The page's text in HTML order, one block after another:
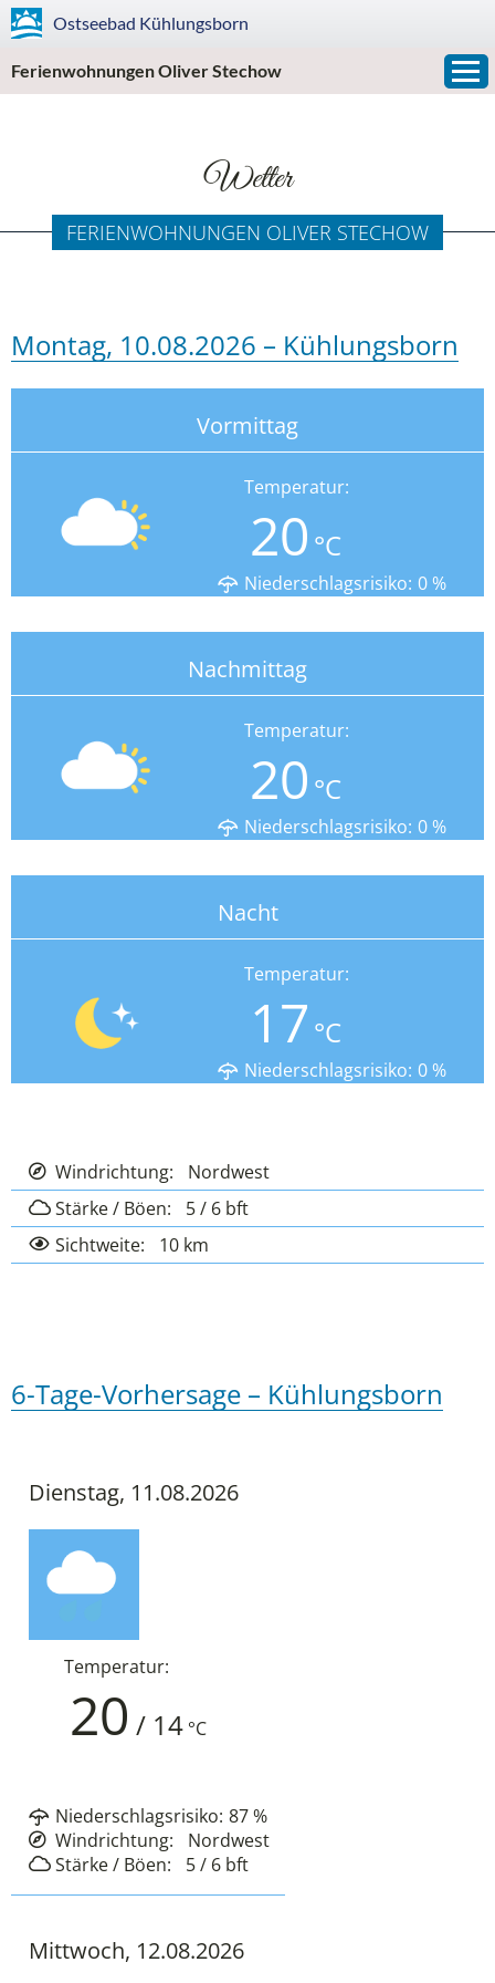
Ostseebad Kühlungsborn
Ferienwohnungen Oliver Stechow
Wetter
FERIENWOHNUNGEN OLIVER STECHOW
Montag, 10.08.2026 – Kühlungsborn
Windrichtung:
Nordwest
Stärke / Böen:
5 / 6 bft
Sichtweite:
10 km
Vormittag
Temperatur:
20 °C
Niederschlagsrisiko: 0%
Nachmittag
Temperatur:
20 °C
Niederschlagsrisiko: 0%
Nacht
Temperatur:
17 °C
Niederschlagsrisiko: 0%
6-Tage-Vorhersage – Kühlungsborn
Dienstag, 11.08.2026
Temperatur:
20 / 14 °C
Niederschlagsrisiko: 87%
Stärke / Böen:
5 / 6 bft
Windrichtung: Nordwest
Mittwoch, 12.08.2026